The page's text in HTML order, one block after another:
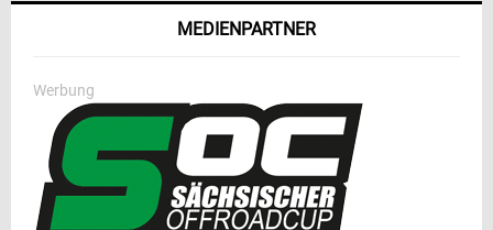
MEDIENPARTNER
Werbung